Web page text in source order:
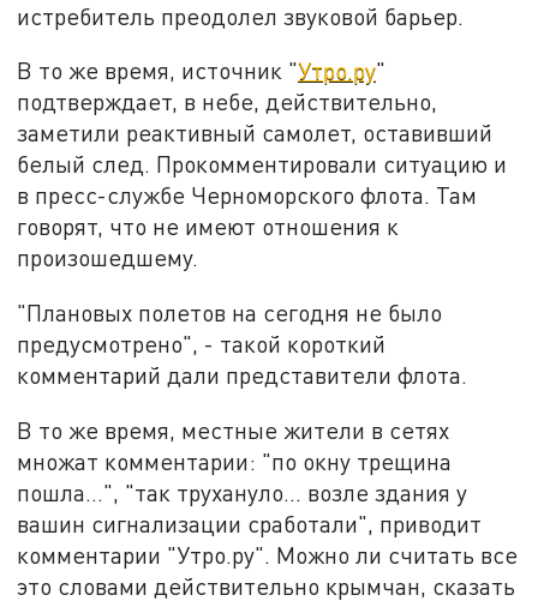
истребитель преодолел звуковой барьер.
В то же время, источник "Утро.ру"
подтверждает, в небе, действительно,
заметили реактивный самолет, оставивший
белый след. Прокомментировали ситуацию и
в пресс-службе Черноморского флота. Там
говорят, что не имеют отношения к
произошедшему.
"Плановых полетов на сегодня не было
предусмотрено", - такой короткий
комментарий дали представители флота.
В то же время, местные жители в сетях
множат комментарии: "по окну трещина
пошла...", "так трухануло... возле здания у
вашин сигнализации сработали", приводит
комментарии "Утро.ру". Можно ли считать все
это словами действительно крымчан, сказать